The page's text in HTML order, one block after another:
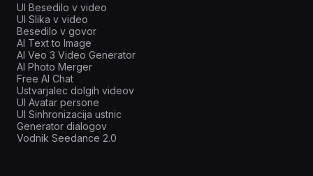
UI Besedilo v video
UI Slika v video
Besedilo v govor
AI Text to Image
AI Veo 3 Video Generator
AI Photo Merger
Free AI Chat
Ustvarjalec dolgih videov
UI Avatar persone
UI Sinhronizacija ustnic
Generator dialogov
Vodnik Seedance 2.0